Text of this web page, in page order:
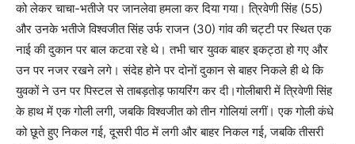
को लेकर चाचा-भतीजे पर जानलेवा हमला कर दिया गया। त्रिवेणी सिंह (55)
और उनके भतीजे विश्वजीत सिंह उर्फ राजन (30) गांव की चट्टी पर स्थित एक
नाई की दुकान पर बाल कटवा रहे थे। तभी चार युवक बाहर इकट्ठा हो गए और
उन पर नजर रखने लगे। संदेह होने पर दोनों दुकान से बाहर निकले ही थे कि
युवकों ने उन पर पिस्टल से ताबड़तोड़ फायरिंग कर दी।गोलीबारी में त्रिवेणी सिंह
के हाथ में एक गोली लगी, जबकि विश्वजीत को तीन गोलियां लगीं। एक गोली कंधे
को छूते हुए निकल गई, दूसरी पीठ में लगी और बाहर निकल गई, जबकि तीसरी